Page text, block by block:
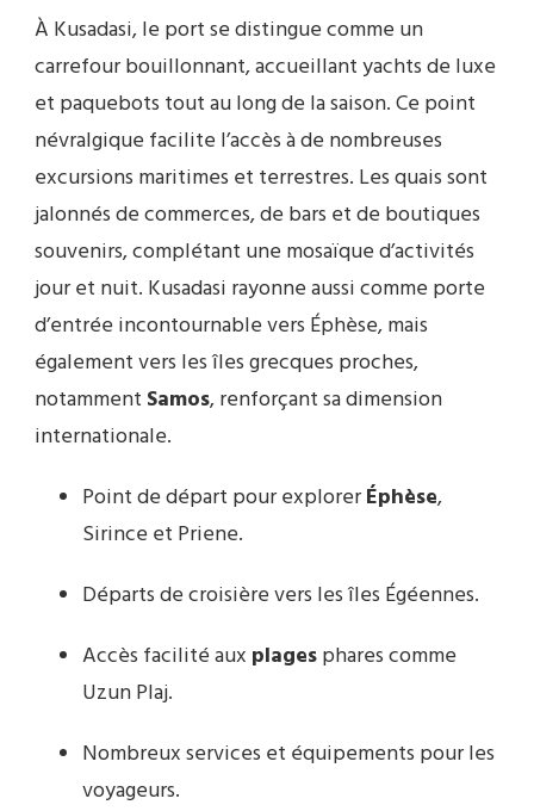
À Kusadasi, le port se distingue comme un
carrefour bouillonnant, accueillant yachts de luxe
et paquebots tout au long de la saison. Ce point
névralgique facilite l’accès à de nombreuses
excursions maritimes et terrestres. Les quais sont
jalonnés de commerces, de bars et de boutiques
souvenirs, complétant une mosaïque d’activités
jour et nuit. Kusadasi rayonne aussi comme porte
d’entrée incontournable vers Éphèse, mais
également vers les îles grecques proches,
notamment Samos, renforçant sa dimension
internationale.
Point de départ pour explorerÉphèse,
Sirince et Priene.
Départs de croisière vers les îles Égéennes.
Accès facilité aux plagesphares comme
Uzun Plaj.
Nombreux services et équipements pour les
voyageurs.